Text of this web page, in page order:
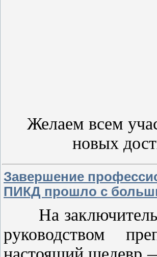
Желаем всем
новых
Завершение
ПИКД прошло с
На
руководством